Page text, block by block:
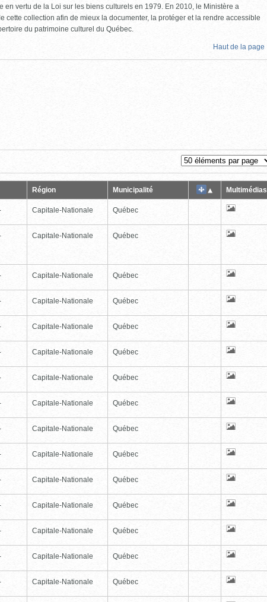
en vertu de la Loi sur les biens culturels en 1979. En 2010, le Ministère a
cette collection afin de mieux la documenter, la protéger et la rendre accessible
du patrimoine culturel du Québec.
Haut de la page
Région Municipalité Multimédias
Capitale-Nationale Québec
Capitale-Nationale Québec
Capitale-Nationale Québec
Capitale-Nationale Québec
Capitale-Nationale Québec
Capitale-Nationale Québec
Capitale-Nationale Québec
Capitale-Nationale Québec
Capitale-Nationale Québec
Capitale-Nationale Québec
Capitale-Nationale Québec
Capitale-Nationale Québec
Capitale-Nationale Québec
Capitale-Nationale Québec
Capitale-Nationale Québec